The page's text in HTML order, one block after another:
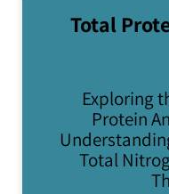
Total
Exploring
Protein
Total